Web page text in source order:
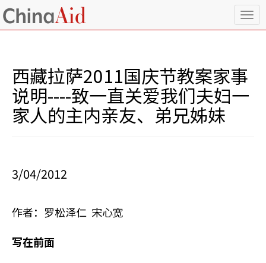
T
o
e
a
西藏拉萨2011国庆节教案家事
说明----致一直关爱我们夫妇一
家人的主内亲友、弟兄姊妹
3/04/2012
作者：罗松泽仁 宋心宽
写在前面